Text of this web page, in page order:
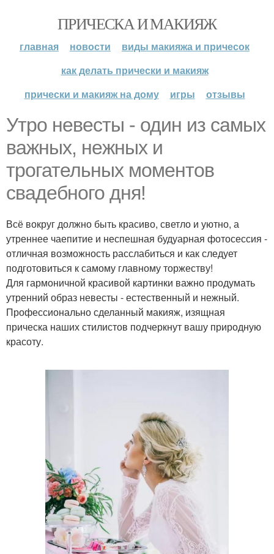
ПРИЧЕСКА И МАКИЯЖ
главная новости
виды макияжа и причесок
как делать прически и макияж
прически и макияж на дому
игры отзывы
Утро невесты - один из самых
важных, нежных и
трогательных моментов
свадебного дня!
Всё вокруг должно быть красиво, светло и уютно, а
утреннее чаепитие и неспешная будуарная фотосессия -
отличная возможность расслабиться и как следует
подготовиться к самому главному торжеству!
Для гармоничной красивой картинки важно продумать
утренний образ невесты - естественный и нежный.
Профессионально сделанный макияж, изящная
прическа наших стилистов подчеркнут вашу природную
красоту.